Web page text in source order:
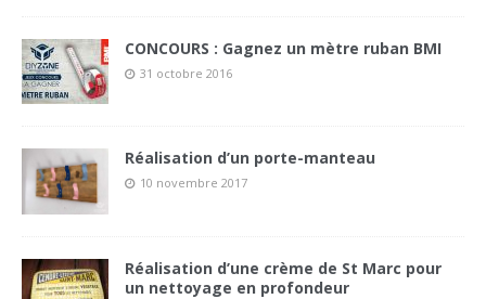
CONCOURS : Gagnez un mètre ruban BMI
31 octobre 2016
Réalisation d’un porte-manteau
10 novembre 2017
Réalisation d’une crème de St Marc pour
un nettoyage en profondeur